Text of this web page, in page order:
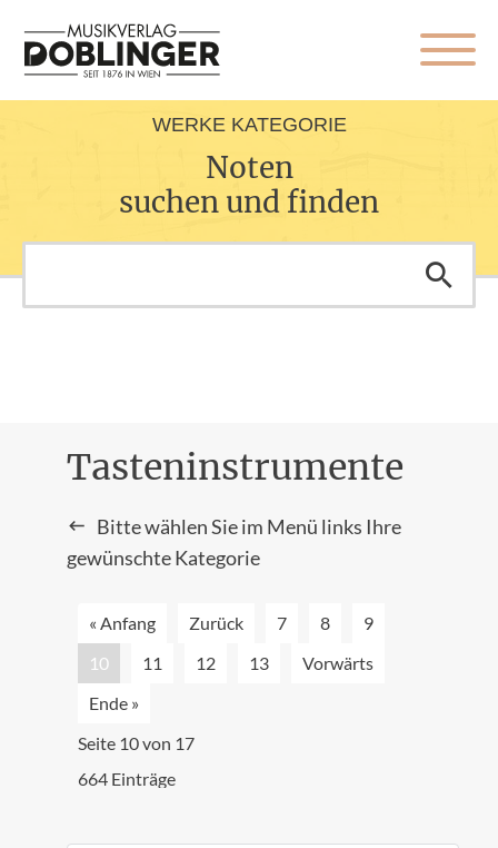
WERKE KATEGORIE
Noten
suchen und finden
Tasteninstrumente
Bitte wählen Sie im Menü links Ihre
gewünschte Kategorie
« Anfang Zurück 7 8
9
10
11 12 13
Vorwärts
Ende »
Seite 10 von 17
664 Einträge